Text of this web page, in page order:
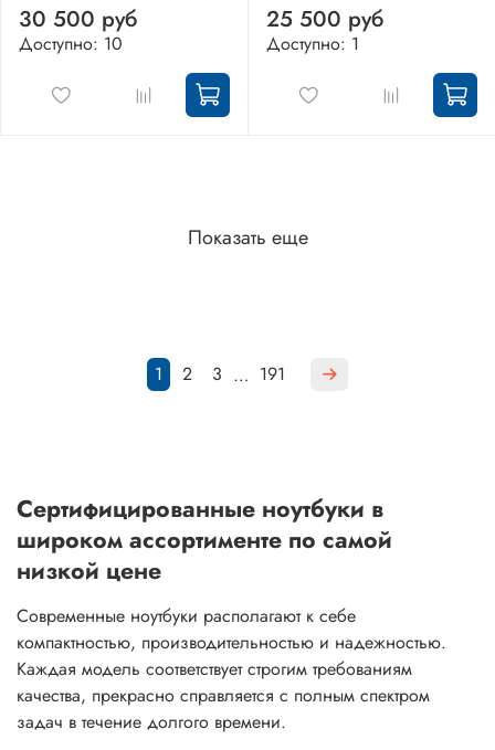
30 500 руб
Доступно: 10
25 500 руб
Доступно: 1
Показать еще
1 2 3 … 191
Сертифицированные ноутбуки в
широком ассортименте по самой
низкой цене
Современные ноутбуки располагают к себе
компактностью, производительностью и надежностью.
Каждая модель соответствует строгим требованиям
качества, прекрасно справляется с полным спектром
задач в течение долгого времени.